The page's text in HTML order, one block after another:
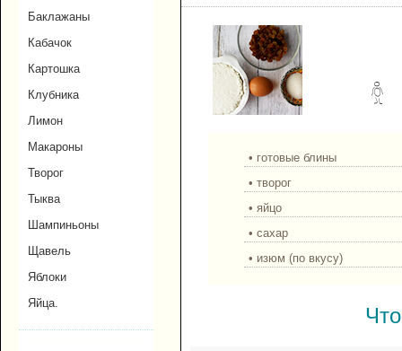
Баклажаны
Кабачок
Картошка
Клубника
Лимон
Макароны
Творог
Тыква
Шампиньоны
Щавель
Яблоки
Яйца.
• готовые блины
• творог
• яйцо
• сахар
• изюм (по вкусу)